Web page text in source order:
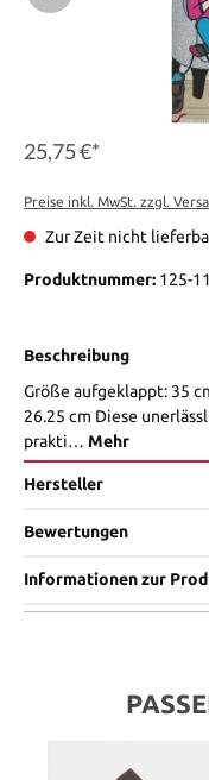
25,75 €*
Preise inkl. MwSt. zzgl.
Zur Zeit nicht
Produktnummer: 125-
Beschreibung
Größe aufgeklappt: 35
26.25 cm Diese
prakti… Mehr
Hersteller
Bewertungen
Informationen zur